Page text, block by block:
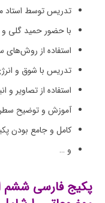
تدریس توسط
با حضور حمید گلی
استفاده از روش‌های
تدریس با شوق و
استفاده از تصاویر
آموزش و توضیح
کامل و جامع بودن
و …
پکیج فارسی ششم